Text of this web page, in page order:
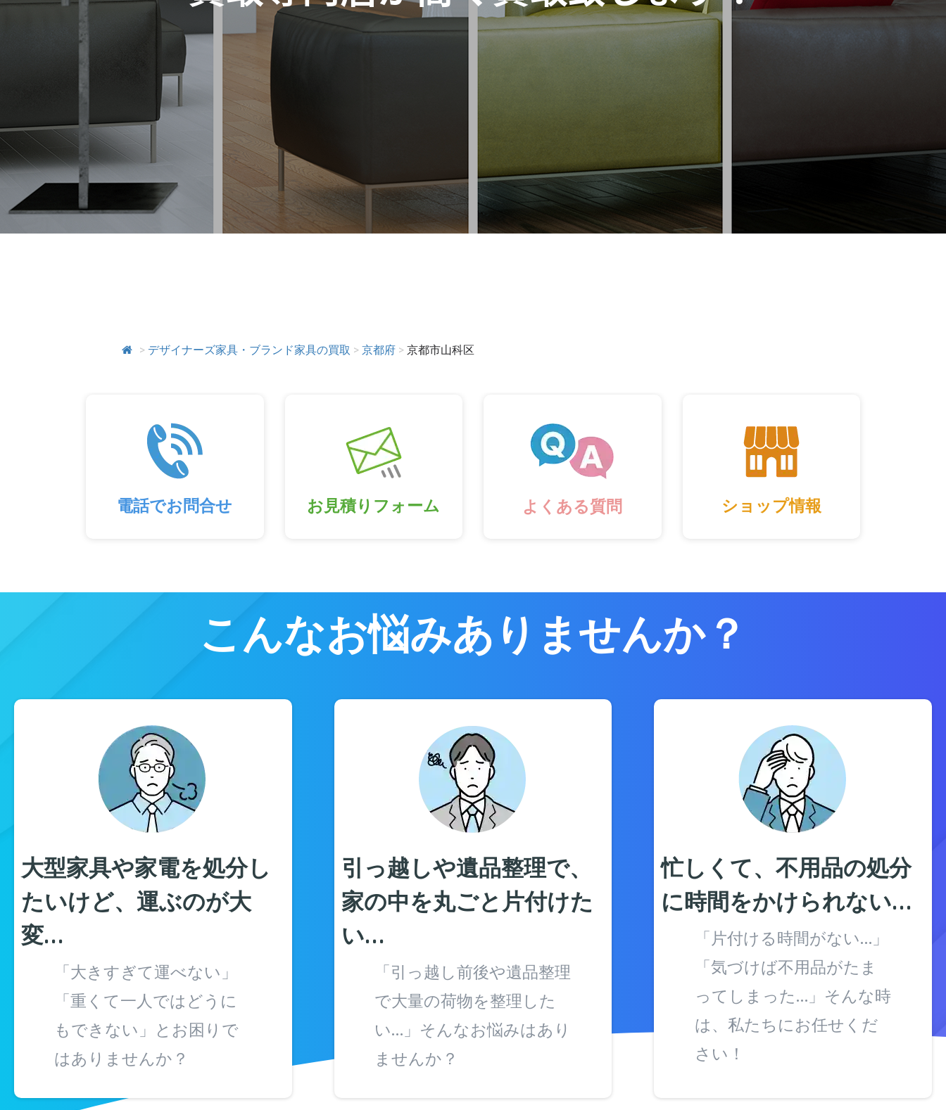
> デザイナーズ家具・ブランド家具の買取 > 京都府 > 京都市山科区
電話でお問合せ お見積りフォーム よくある質問 ショップ情報
こんなお悩みありませんか？
大型家具や家電を処分し
たいけど、運ぶのが大
変…
「大きすぎて運べない」
「重くて一人ではどうに
もできない」とお困りで
はありませんか？
引っ越しや遺品整理で、
家の中を丸ごと片付けた
い…
「引っ越し前後や遺品整理
で大量の荷物を整理した
い…」そんなお悩みはあり
ませんか？
忙しくて、不用品の処分
に時間をかけられない…
「片付ける時間がない…」
「気づけば不用品がたま
ってしまった…」そんな時
は、私たちにお任せくだ
さい！